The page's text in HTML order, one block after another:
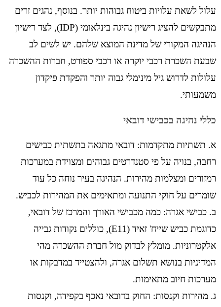
עלול לשאת עלויות ביטוח גבוהות יותר. בנוסף, נהגים זרים
מתבקשים להציג רישיון נהיגה בינלאומי (IDP), לצד רישיון
הנהיגה המקורי של מדינת המוצא שלהם. יש לשים לב
שבעת השכרת רכבי יוקרה או רכבי ספורט, חברות ההשכרה
עלולות לדרוש גיל מינימלי גבוה יותר והפקדת פיקדון
משמעותי.
כללי נהיגה בכבישי דובאי
א. תשתיות מתקדמות: דובאי מתגאה בתשתית כבישים
רחבה, בנויה על פי סטנדרטים גבוהים ומצוידת במערכות
רמזורים ומצלמות מהירות. הנהיגה בעיר נוחה כל עוד
שומרים על חוקי התנועה ומתאימים את המהירות לכביש.
ב. כבישי אגרה: כמה מכבישי האורך והמרכז של דובאי,
כדוגמת כביש שייח' זאיד (E11), כוללים נקודות גבייה
אלקטרוניות. מומלץ לבדוק מול חברת ההשכרה מהי
המדיניות בנושא תשלום אגרה, ולהצטייד במדבקות או
מערכות חיוב מתאימות.
ג. מהירות וקנסות: החוק בדובאי נאכף בקפידה, וקנסות